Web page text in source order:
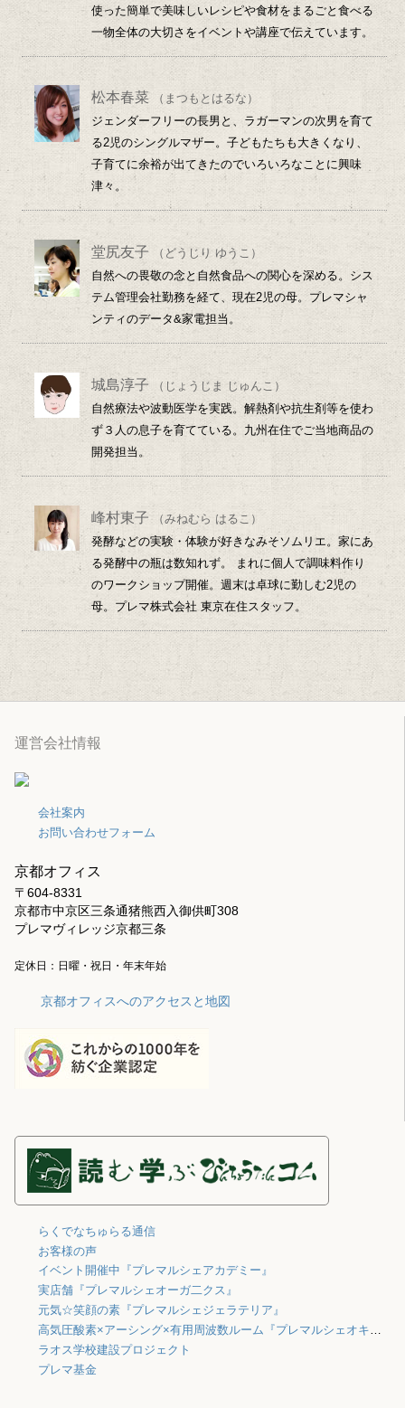
使った簡単で美味しいレシピや食材をまるごと食べる
一物全体の大切さをイベントや講座で伝えています。
松本春菜
（まつもとはるな）
ジェンダーフリーの長男と、ラガーマンの次男を育て
る2児のシングルマザー。子どもたちも大きくなり、
子育てに余裕が出てきたのでいろいろなことに興味
津々。
堂尻友子
（どうじり ゆうこ）
自然への畏敬の念と自然食品への関心を深める。シス
テム管理会社勤務を経て、現在2児の母。プレマシャ
ンティのデータ&家電担当。
城島淳子
（じょうじま じゅんこ）
自然療法や波動医学を実践。解熱剤や抗生剤等を使わ
ず３人の息子を育てている。九州在住でご当地商品の
開発担当。
峰村東子
（みねむら はるこ）
発酵などの実験・体験が好きなみそソムリエ。家にあ
る発酵中の瓶は数知れず。 まれに個人で調味料作り
のワークショップ開催。週末は卓球に勤しむ2児の
母。プレマ株式会社 東京在住スタッフ。
運営会社情報
会社案内
お問い合わせフォーム
京都オフィス
〒604-8331
京都市中京区三条通猪熊西入御供町308
プレマヴィレッジ京都三条
定休日：日曜・祝日・年末年始
京都オフィスへのアクセスと地図
らくでなちゅらる通信
お客様の声
イベント開催中『プレマルシェアカデミー』
実店舗『プレマルシェオーガ二クス』
元気☆笑顔の素『プレマルシェジェラテリア』
高気圧酸素×アーシング×有用周波数ルーム『プレマルシェオキシジェン』
ラオス学校建設プロジェクト
プレマ基金